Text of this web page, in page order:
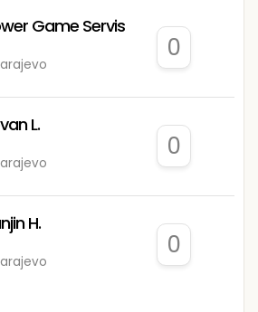
Game Servis
0
L.
0
H.
0